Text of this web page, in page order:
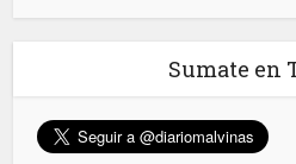
Sumate en